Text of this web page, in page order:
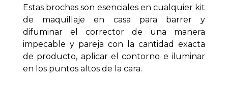
Estas brochas son esenciales en cualquier kit
de maquillaje en casa para barrer y
difuminar el corrector de una manera
impecable y pareja con la cantidad exacta
de producto, aplicar el contorno e iluminar
en los puntos altos de la cara.